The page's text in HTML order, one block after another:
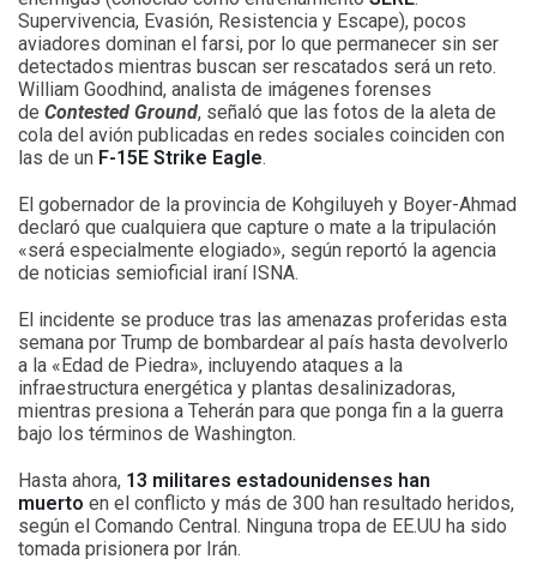
Supervivencia, Evasión, Resistencia y Escape), pocos
aviadores dominan el farsi, por lo que permanecer sin ser
detectados mientras buscan ser rescatados será un reto.
William Goodhind, analista de imágenes forenses
de Contested Ground, señaló que las fotos de la aleta de
cola del avión publicadas en redes sociales coinciden con
las de un F-15E Strike Eagle.
El gobernador de la provincia de Kohgiluyeh y Boyer-Ahmad
declaró que cualquiera que capture o mate a la tripulación
«será especialmente elogiado», según reportó la agencia
de noticias semioficial iraní ISNA.
El incidente se produce tras las amenazas proferidas esta
semana por Trump de bombardear al país hasta devolverlo
a la «Edad de Piedra», incluyendo ataques a la
infraestructura energética y plantas desalinizadoras,
mientras presiona a Teherán para que ponga fin a la guerra
bajo los términos de Washington.
Hasta ahora, 13 militares estadounidenses han
muerto en el conflicto y más de 300 han resultado heridos,
según el Comando Central. Ninguna tropa de EE.UU ha sido
tomada prisionera por Irán.